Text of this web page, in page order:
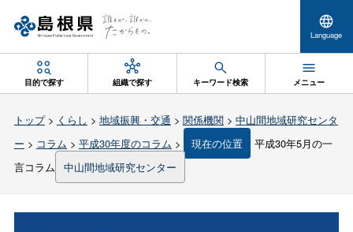
Language
目的で探す 組織で探す キーワード検索 メニュー
トップ> くらし > 地域振興・交通 > 関係機関> 中山間地域研究センタ
ー > コラム > 平成30年度のコラム > 現在の位置
平成30年5月の一
言コラム
中山間地域研究センター